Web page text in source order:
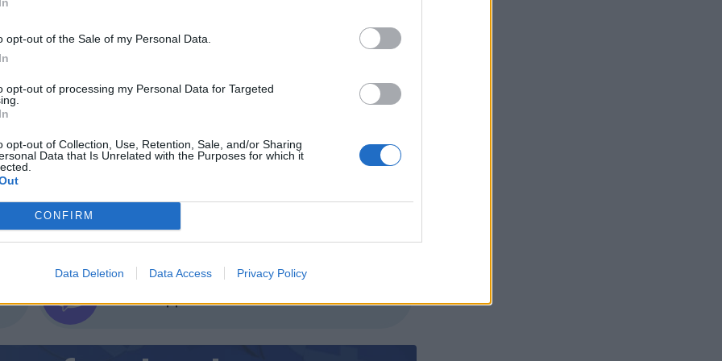
opt-out of the Sale of my Personal Data.
opt-out of processing my Personal Data for Targeted
opt-out of Collection, Use, Retention, Sale, and/or Sharing
Data that Is Unrelated with the Purposes for which it
CONFIRM
Data Deletion Data Access Privacy Policy
на българската индустрия, да насърчим развитието
космическите програми. Задълбочаването на
допринесе значително за по-нататъшното развитие
нови възможности за международни партньорства“,
Последвайте ни във ВАЙБЪР